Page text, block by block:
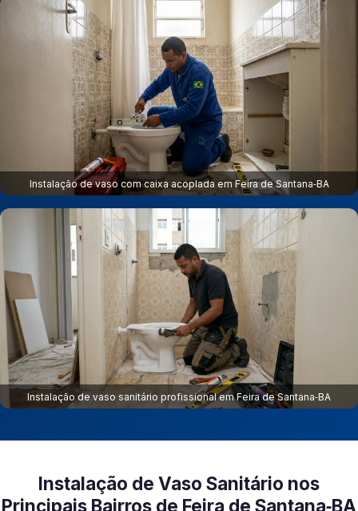
Instalação de vaso com caixa acoplada em Feira de Santana‑BA
Instalação de vaso sanitário profissional em Feira de Santana‑BA
Instalação de Vaso Sanitário nos
Principais Bairros de Feira de Santana‑BA